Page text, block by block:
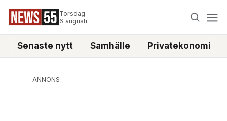
Torsdag
6 augusti
Senaste nytt Samhälle Privatekonomi
ANNONS